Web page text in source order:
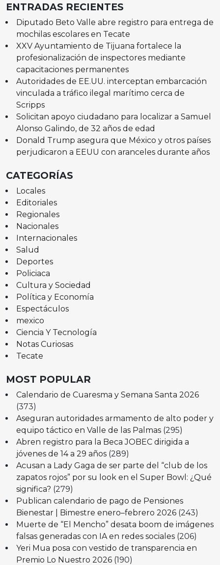
ENTRADAS RECIENTES
Diputado Beto Valle abre registro para entrega de
mochilas escolares en Tecate
XXV Ayuntamiento de Tijuana fortalece la
profesionalización de inspectores mediante
capacitaciones permanentes
Autoridades de EE.UU. interceptan embarcación
vinculada a tráfico ilegal marítimo cerca de
Scripps
Solicitan apoyo ciudadano para localizar a Samuel
Alonso Galindo, de 32 años de edad
Donald Trump asegura que México y otros países
perjudicaron a EEUU con aranceles durante años
CATEGORÍAS
Locales
Editoriales
Regionales
Nacionales
Internacionales
Salud
Deportes
Policiaca
Cultura y Sociedad
Política y Economía
Espectáculos
mexico
Ciencia Y Tecnología
Notas Curiosas
Tecate
MOST POPULAR
Calendario de Cuaresma y Semana Santa 2026
(373)
Aseguran autoridades armamento de alto poder y
equipo táctico en Valle de las Palmas (295)
Abren registro para la Beca JOBEC dirigida a
jóvenes de 14 a 29 años (289)
Acusan a Lady Gaga de ser parte del “club de los
zapatos rojos” por su look en el Super Bowl: ¿Qué
significa? (279)
Publican calendario de pago de Pensiones
Bienestar | Bimestre enero–febrero 2026 (243)
Muerte de “El Mencho” desata boom de imágenes
falsas generadas con IA en redes sociales (206)
Yeri Mua posa con vestido de transparencia en
Premio Lo Nuestro 2026 (190)